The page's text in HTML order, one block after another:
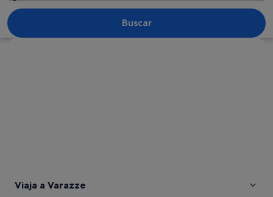
Una ciudad costera con montañas
Buscar
Viaja a Varazze